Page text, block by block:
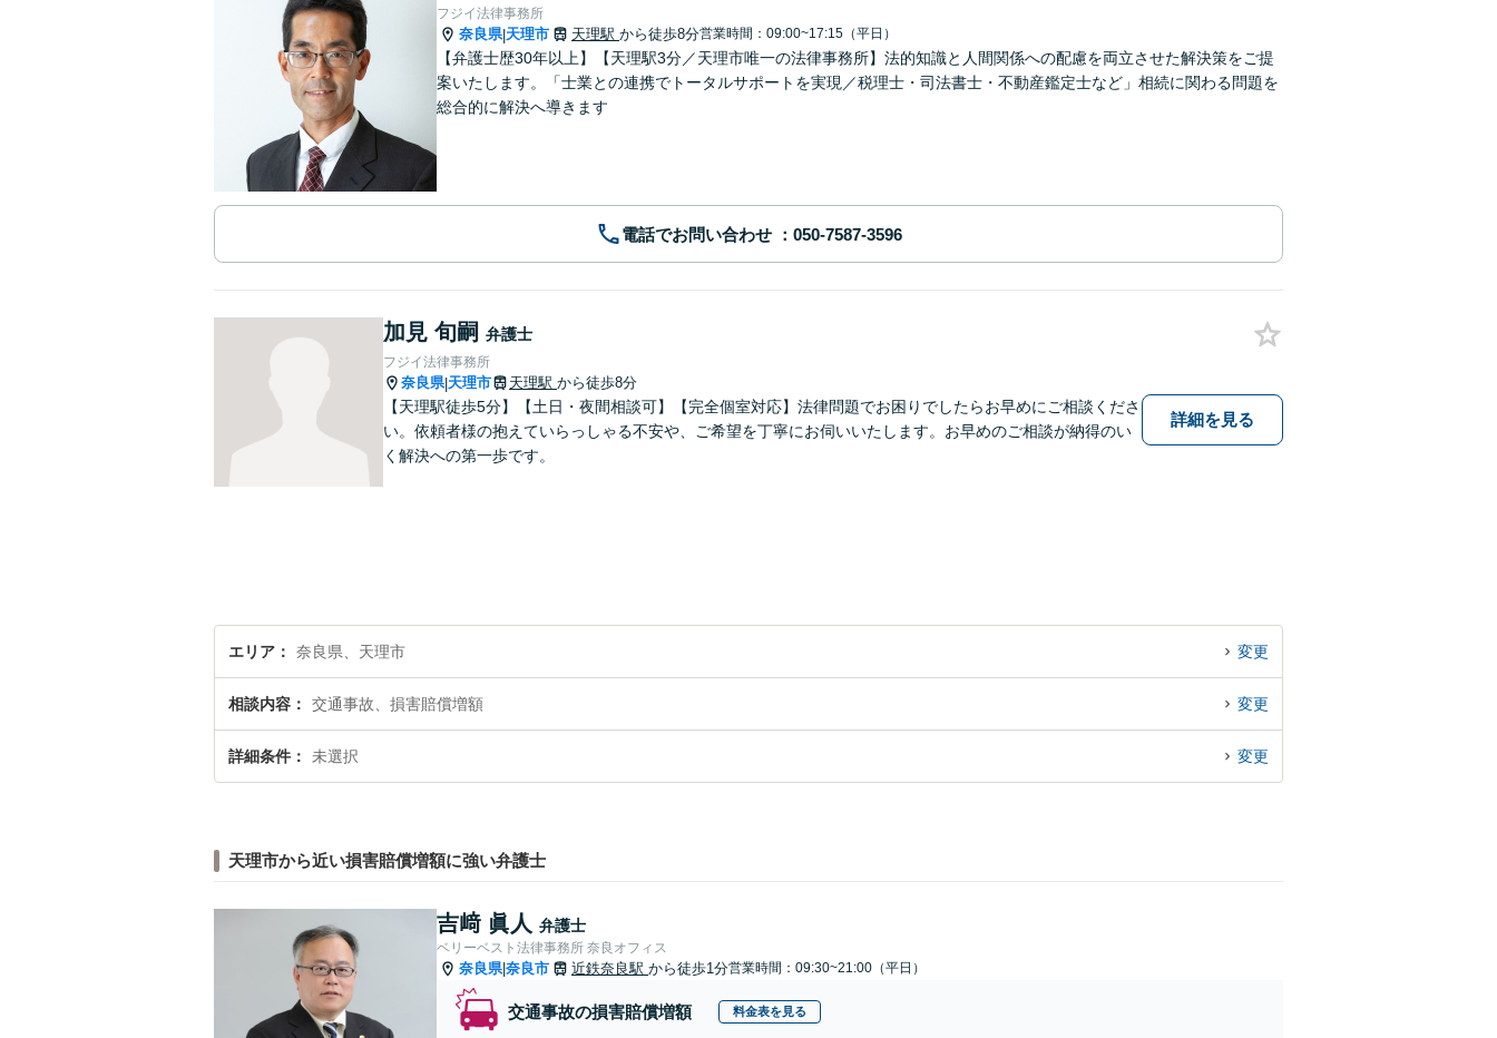
フジイ法律事務所
奈良県|天理市 天理駅 から徒歩8分営業時間：09:00~17:15（平日）
【弁護士歴30年以上】【天理駅3分／天理市唯一の法律事務所】法的知識と人間関係への配慮を両立させた解決策をご提
案いたします。「士業との連携でトータルサポートを実現／税理士・司法書士・不動産鑑定士など」相続に関わる問題を
総合的に解決へ導きます
電話でお問い合わせ
加見 旬嗣 弁護士
フジイ法律事務所
奈良県|天理市 天理駅 から徒歩8分
【天理駅徒歩5分】【土日・夜間相談可】【完全個室対応】法律問題でお困りでしたらお早めにご相談くださ
い。依頼者様の抱えていらっしゃる不安や、ご希望を丁寧にお伺いいたします。お早めのご相談が納得のい
く解決への第一歩です。
詳細を見る
エリア 奈良県、天理市 変更
相談内容 交通事故、損害賠償増額 変更
詳細条件 未選択 変更
天理市から近い損害賠償増額に強い弁護士
吉﨑 眞人 弁護士
ベリーベスト法律事務所 奈良オフィス
奈良県|奈良市 近鉄奈良駅 から徒歩1分営業時間：09:30~21:00（平日）
交通事故の損害賠償増額 料金表を見る